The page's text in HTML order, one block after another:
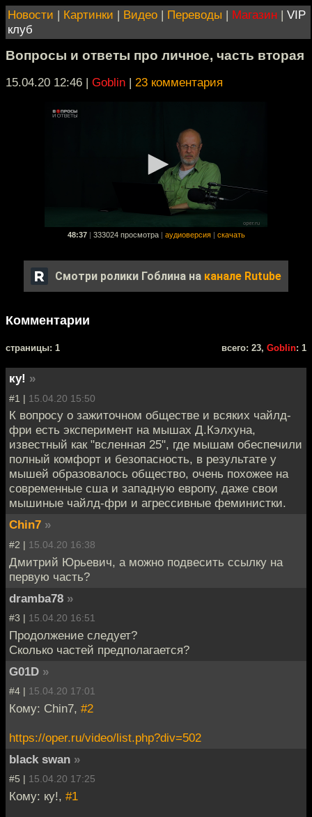
Новости | Картинки | Видео | Переводы | Магазин | VIP
клуб
Вопросы и ответы про личное, часть вторая
15.04.20 12:46 | Goblin | 23 комментария
48:37 333024 просмотра аудиоверсия скачать
Смотри ролики Гоблина на канале Rutube
Комментарии
cтраницы: 1 всего: 23, Goblin: 1
ку! »
#1 | 15.04.20 15:50
К вопросу о зажиточном обществе и всяких чайлд-
фри есть эксперимент на мышах Д.Кэлхуна,
известный как "всленная 25", где мышам обеспечили
полный комфорт и безопасность, в результате у
мышей образовалось общество, очень похожее на
современные сша и западную европу, даже свои
мышиные чайлд-фри и агрессивные феминистки.
Chin7 »
#2 | 15.04.20 16:38
Дмитрий Юрьевич, а можно подвесить ссылку на
первую часть?
dramba78 »
#3 | 15.04.20 16:51
Продолжение следует?
Сколько частей предполагается?
G01D »
#4 | 15.04.20 17:01
Кому: Chin7, #2
https://oper.ru/video/list.php?div=502
black swan »
#5 | 15.04.20 17:25
Кому: ку!, #1